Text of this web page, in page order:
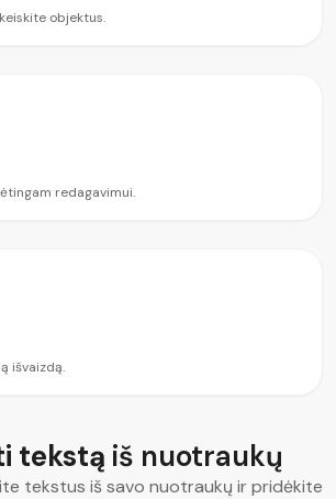
objektus.
redagavimui.
išvaizdą.
tekstą iš nuotraukų
tekstus iš savo nuotraukų ir pridėkite